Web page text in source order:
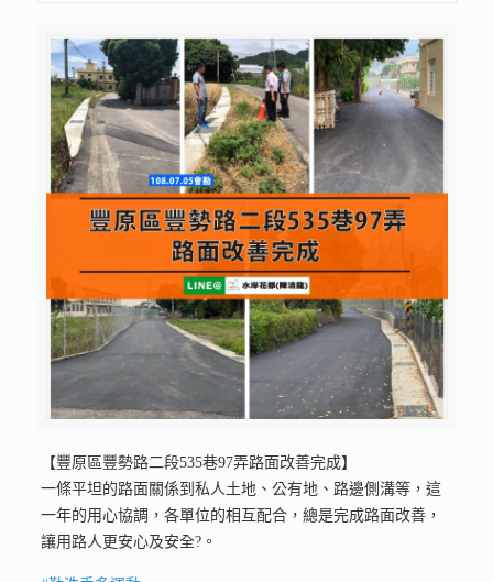
【豐原區豐勢路二段535巷97弄路面改善完成】
一條平坦的路面關係到私人土地、公有地、路邊側溝等，這
一年的用心協調，各單位的相互配合，總是完成路面改善，
讓用路人更安心及安全?️ 。